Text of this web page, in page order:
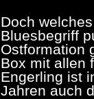
Doch
Bluesbegriff
Ostformation
Box mit allen
Engerling ist
Jahren auch